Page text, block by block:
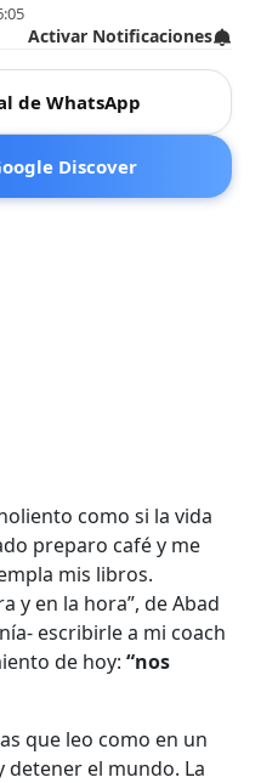
Activar Notificaciones
de WhatsApp
Discover
como si la vida
preparo café y me
mis libros.
y en la hora”, de Abad
escribirle a mi coach
de hoy:“nos
que leo como en un
el mundo. La